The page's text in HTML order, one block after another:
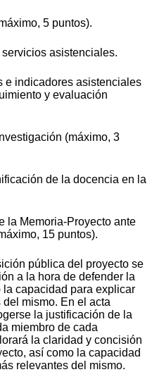
5 puntos).
asistenciales.
e indicadores asistenciales
y evaluación
(máximo, 3
de la docencia en la
Memoria-Proyecto ante
15 puntos).
pública del proyecto se
a la hora de defender la
la capacidad para explicar
mismo. En el acta
la justificación de la
miembro de cada
la claridad y concisión
así como la capacidad
relevantes del mismo.